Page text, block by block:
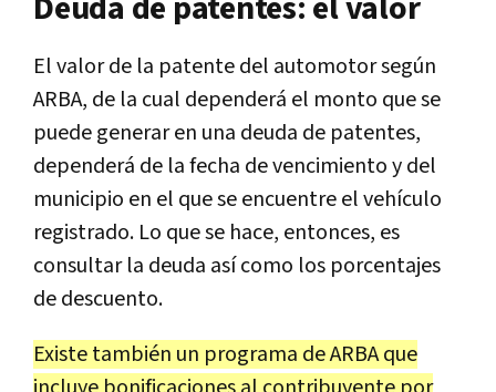
Deuda de patentes: el valor
El valor de la patente del automotor según
ARBA, de la cual dependerá el monto que se
puede generar en una deuda de patentes,
dependerá de la fecha de vencimiento y del
municipio en el que se encuentre el vehículo
registrado. Lo que se hace, entonces, es
consultar la deuda así como los porcentajes
de descuento.
Existe también un programa de ARBA que